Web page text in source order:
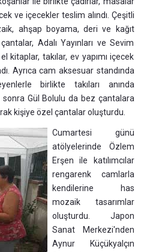
ve içecekler teslim alındı. Çeşitli
ahşap boyama, deri ve kağıt
Adalı Yayınları ve Sevim
kitaplar, takılar, ev yapımı içecek
Ayrıca cam aksesuar standında
birlikte takıları anında
Gül Bolulu da bez çantalara
kişiye özel çantalar oluşturdu.
Cumartesi günü
atölyelerinde Özlem
Erşen ile katılımcılar
rengarenk camlarla
kendilerine has
mozaik tasarımlar
oluşturdu. Japon
Sanat Merkezi'nden
Aynur Küçükyalçın